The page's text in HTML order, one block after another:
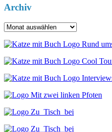
Archiv
Archiv